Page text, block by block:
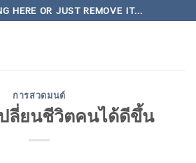
HERE OR JUST REMOVE IT...
การสวดมนต์
ลี่ยนชีวิตคนได้ดีขึ้น